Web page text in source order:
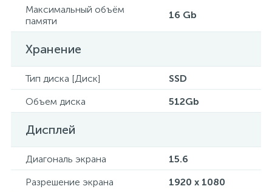
Максимальный объём
памяти
16 Gb
Хранение
Тип диска [Диск]
SSD
Объем диска
512Gb
Дисплей
Диагональ экрана
15.6
Разрешение экрана
1920 x 1080